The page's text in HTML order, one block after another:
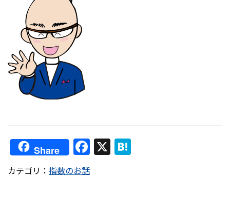
Share F
a
X
カテゴリ： 指数のお話